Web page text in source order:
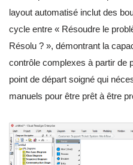
layout automatisé inclut des
cycle entre « Résoudre le
Résolu ? », démontrant la
contrôle complexes à partir de
point de départ soigné qui
manuels pour être prêt à être